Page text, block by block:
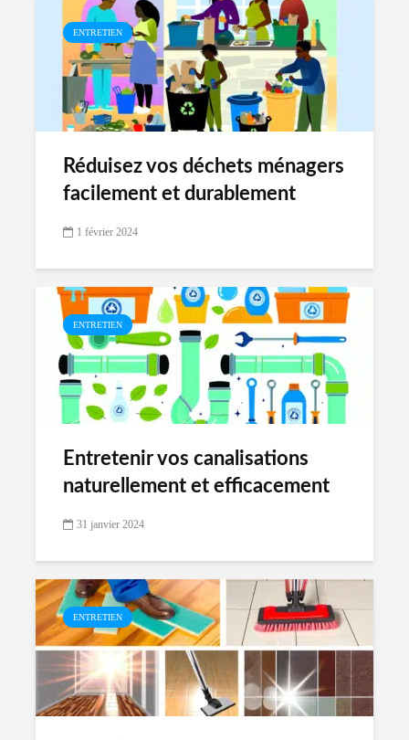
ENTRETIEN
Réduisez vos déchets ménagers
facilement et durablement
1 février 2024
ENTRETIEN
Entretenir vos canalisations
naturellement et efficacement
31 janvier 2024
ENTRETIEN